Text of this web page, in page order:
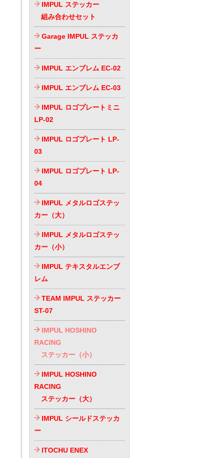
IMPUL ステッカー
組み合わせセット
Garage IMPUL ステッカ
ー
IMPUL エンブレム EC-02
IMPUL エンブレム EC-03
IMPUL ロゴプレートミニ
LP-02
IMPUL ロゴプレート LP-
03
IMPUL ロゴプレート LP-
04
IMPUL メタルロゴステッ
カー（大）
IMPUL メタルロゴステッ
カー（小）
IMPUL テキスタルエンブ
レム
TEAM IMPUL ステッカー
ST-07
IMPUL HOSHINO
RACING
ステッカー（小）
IMPUL HOSHINO
RACING
ステッカー（大）
IMPUL シールドステッカ
ー
ITOCHU ENEX